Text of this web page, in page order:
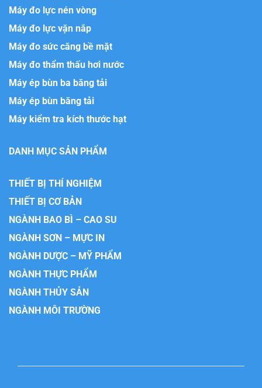
Máy đo lực nén vòng
Máy đo lực vặn nắp
Máy đo sức căng bề mặt
Máy đo thẩm thấu hơi nước
Máy ép bùn ba băng tải
Máy ép bùn băng tải
Máy kiểm tra kích thước hạt
DANH MỤC SẢN PHẨM
THIẾT BỊ THÍ NGHIỆM
THIẾT BỊ CƠ BẢN
NGÀNH BAO BÌ – CAO SU
NGÀNH SƠN – MỰC IN
NGÀNH DƯỢC – MỸ PHẨM
NGÀNH THỰC PHẨM
NGÀNH THỦY SẢN
NGÀNH MÔI TRƯỜNG